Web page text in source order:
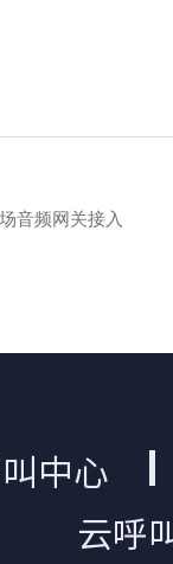
音频网关接入
中心
云呼